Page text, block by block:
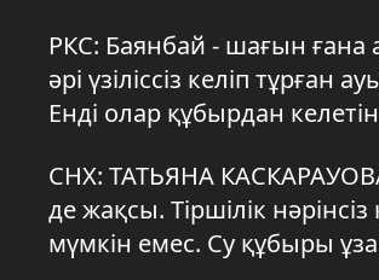
РКС: Баянбай - шағын ғана
әрі үзіліссіз келіп
Енді олар құбырдан
СНХ: ТАТЬЯНА
де жақсы. Тіршілік
мүмкін емес. Су құбыры